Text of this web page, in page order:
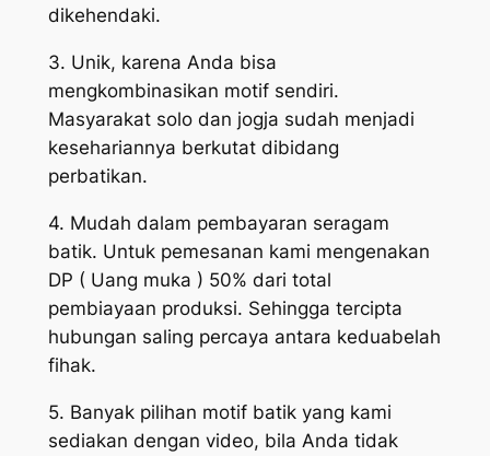
dikehendaki.
3. Unik, karena Anda bisa
mengkombinasikan motif sendiri.
Masyarakat solo dan jogja sudah menjadi
kesehariannya berkutat dibidang
perbatikan.
4. Mudah dalam pembayaran seragam
batik. Untuk pemesanan kami mengenakan
DP ( Uang muka ) 50% dari total
pembiayaan produksi. Sehingga tercipta
hubungan saling percaya antara keduabelah
fihak.
5. Banyak pilihan motif batik yang kami
sediakan dengan video, bila Anda tidak